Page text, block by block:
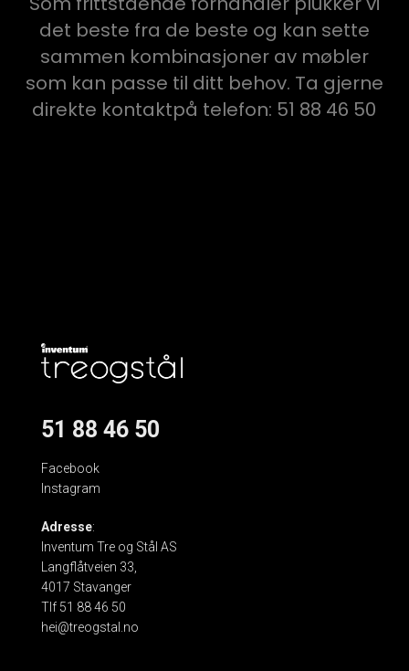
det beste fra de beste og kan sette
sammen kombinasjoner av møbler
som kan passe til ditt behov. Ta gjerne
direkte kontaktpå telefon: 51 88 46 50
51 88 46 50
Facebook
Instagram
Adresse:
Inventum Tre og Stål AS
Langflåtveien 33,
4017 Stavanger
Tlf 51 88 46 50
hei@treogstal.no